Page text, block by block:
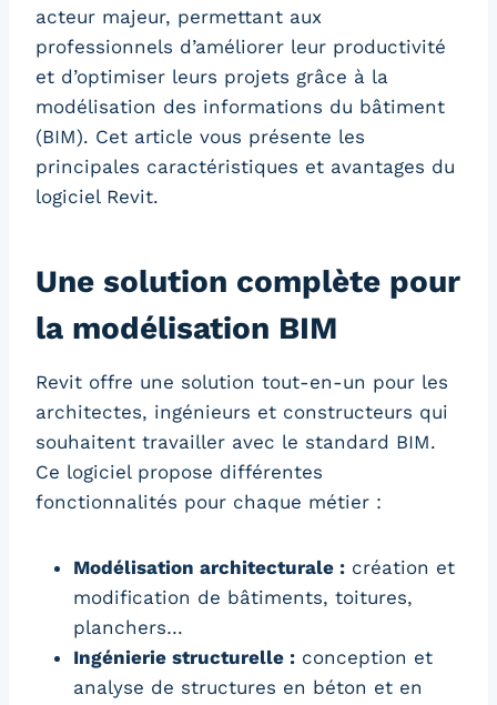
acteur majeur, permettant aux
professionnels d’améliorer leur productivité
et d’optimiser leurs projets grâce à la
modélisation des informations du bâtiment
(BIM). Cet article vous présente les
principales caractéristiques et avantages du
logiciel Revit.
Une solution complète pour
la modélisation BIM
Revit offre une solution tout-en-un pour les
architectes, ingénieurs et constructeurs qui
souhaitent travailler avec le standard BIM.
Ce logiciel propose différentes
fonctionnalités pour chaque métier :
Modélisation architecturale : création et
modification de bâtiments, toitures,
planchers…
Ingénierie structurelle : conception et
analyse de structures en béton et en